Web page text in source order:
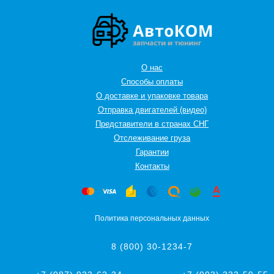
О нас
Способы оплаты
О доставке и упаковке товара
Отправка двигателей (видео)
Представители в странах СНГ
Oтслеживание груза
Гарантии
Контакты
Политика персональных данных
8 (800) 30-1234-7